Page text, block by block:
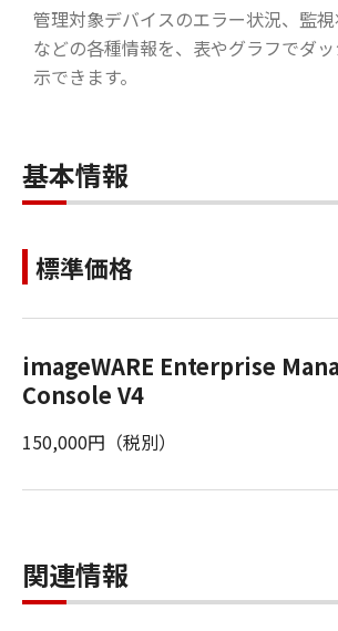
管理対象デバイスのエラー状況、監
などの各種情報を、表やグラフでダ
示できます。
基本情報
標準価格
imageWARE Enterprise
Console V4
150,000円（税別）
関連情報